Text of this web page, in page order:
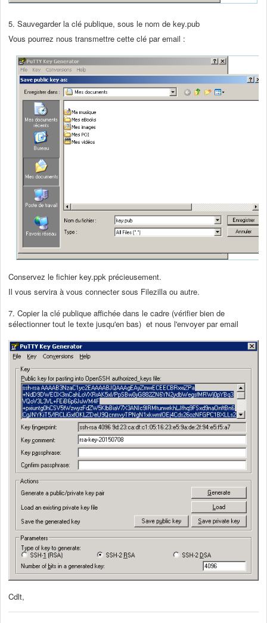
5. Sauvegarder la clé publique, sous le nom de key.pub
Vous pourrez nous transmettre cette clé par email :
Conservez le fichier key.ppk précieusement.
Il vous servira à vous connecter sous Filezilla ou autre.
7. Copier la clé publique affichée dans le cadre (vérifier bien de
sélectionner tout le texte jusqu'en bas) et nous l'envoyer par email
Cdlt,